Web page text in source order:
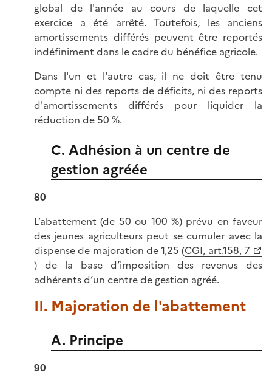
global de l'année au cours de laquelle cet
exercice a été arrêté. Toutefois, les anciens
amortissements différés peuvent être reportés
indéfiniment dans le cadre du bénéfice agricole.
Dans l'un et l'autre cas, il ne doit être tenu
compte ni des reports de déficits, ni des reports
d'amortissements différés pour liquider la
réduction de 50 %.
C. Adhésion à un centre de
gestion agréée
80
L’abattement (de 50 ou 100 %) prévu en faveur
des jeunes agriculteurs peut se cumuler avec la
dispense de majoration de 1,25 (CGI, art.158, 7
) de la base d’imposition des revenus des
adhérents d’un centre de gestion agréé.
II. Majoration de l'abattement
A. Principe
90